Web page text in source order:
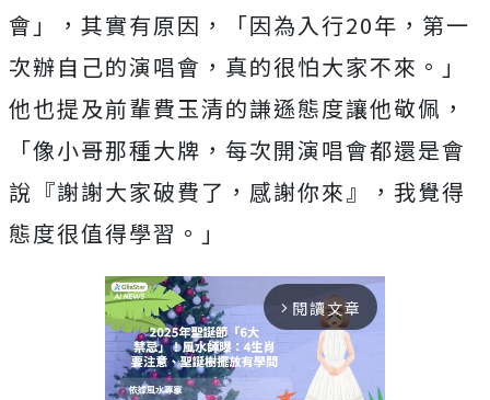
會」，其實有原因，「因為入行20年，第一
次辦自己的演唱會，真的很怕大家不來。」
他也提及前輩費玉清的謙遜態度讓他敬佩，
「像小哥那種大牌， 每次開演唱會都還是會
說『謝謝大家破費了，感謝你來』， 我覺得
態度很值得學習。」
arrow_forward_ios 閱讀文章